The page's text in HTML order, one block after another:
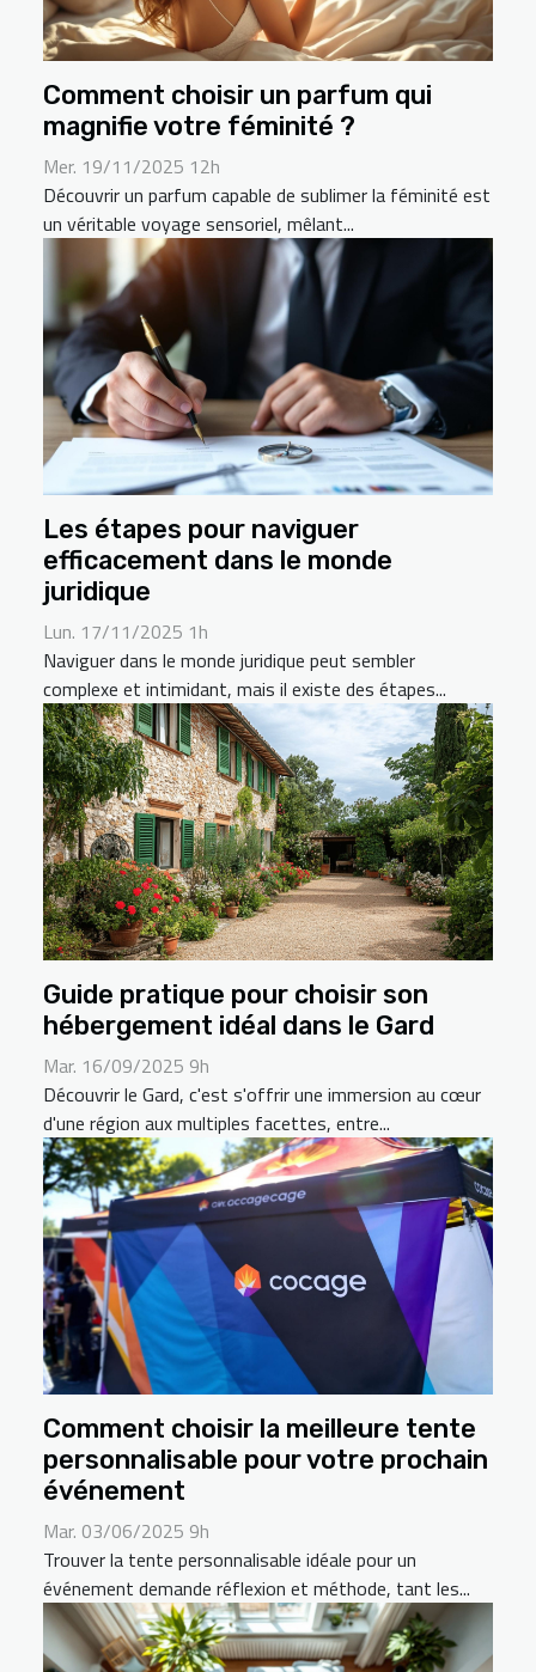
Comment choisir un parfum qui
magnifie votre féminité ?
Mer. 19/11/2025 12h
Découvrir un parfum capable de sublimer la féminité est
un véritable voyage sensoriel, mêlant...
Les étapes pour naviguer
efficacement dans le monde
juridique
Lun. 17/11/2025 1h
Naviguer dans le monde juridique peut sembler
complexe et intimidant, mais il existe des étapes...
Guide pratique pour choisir son
hébergement idéal dans le Gard
Mar. 16/09/2025 9h
Découvrir le Gard, c'est s'offrir une immersion au cœur
d'une région aux multiples facettes, entre...
Comment choisir la meilleure tente
personnalisable pour votre prochain
événement
Mar. 03/06/2025 9h
Trouver la tente personnalisable idéale pour un
événement demande réflexion et méthode, tant les...